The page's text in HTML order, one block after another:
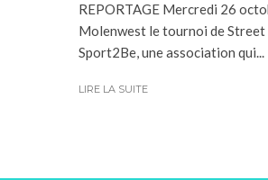
REPORTAGE Mercredi 26
Molenwest le tournoi de Street
Sport2Be, une association qui...
LIRE LA SUITE